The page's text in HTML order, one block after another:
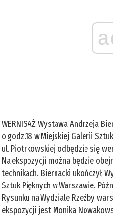
WERNISAŻ Wystawa Andrzeja
o godz.18 w Miejskiej Galerii
ul. Piotrkowskiej odbędzie się
Na ekspozycji można będzie
technikach. Biernacki ukończył
Sztuk Pięknych w Warszawie.
Rysunku na Wydziale Rzeźby
ekspozycji jest Monika